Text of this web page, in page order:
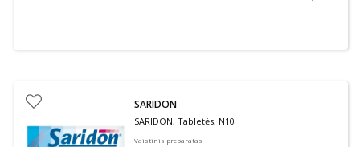
SARIDON
SARIDON, Tabletės, N10
Vaistinis preparatas